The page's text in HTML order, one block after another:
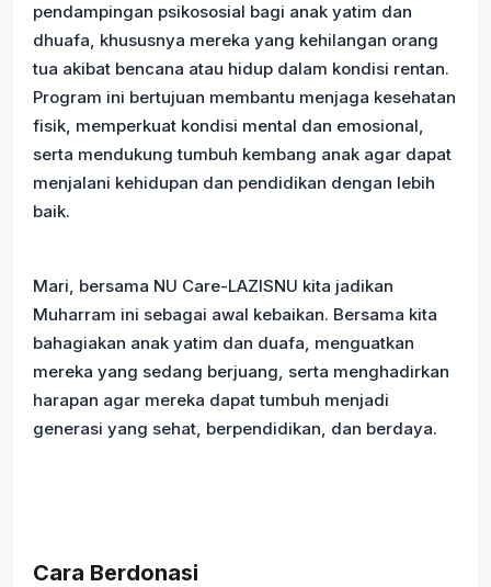
pendampingan psikososial bagi anak yatim dan
dhuafa, khususnya mereka yang kehilangan orang
tua akibat bencana atau hidup dalam kondisi rentan.
Program ini bertujuan membantu menjaga kesehatan
fisik, memperkuat kondisi mental dan emosional,
serta mendukung tumbuh kembang anak agar dapat
menjalani kehidupan dan pendidikan dengan lebih
baik.
Mari, bersama NU Care-LAZISNU kita jadikan
Muharram ini sebagai awal kebaikan. Bersama kita
bahagiakan anak yatim dan duafa, menguatkan
mereka yang sedang berjuang, serta menghadirkan
harapan agar mereka dapat tumbuh menjadi
generasi yang sehat, berpendidikan, dan berdaya.
Cara Berdonasi